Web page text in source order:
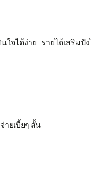
ใจได้ง่าย รายได้เสริมปั
ยเบี้ยๆ สั้น